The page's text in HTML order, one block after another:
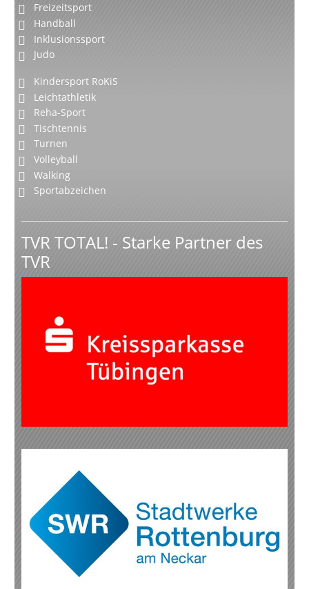
Freizeitsport
Handball
Inklusionssport
Judo
Kindersport RoKiS
Leichtathletik
Reha-Sport
Tischtennis
Turnen
Volleyball
Walking
Sportabzeichen
TVR TOTAL! - Starke Partner des
TVR